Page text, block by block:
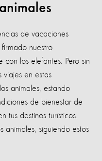
de vacaciones
nuestro
con los elefantes. Pero sin
viajes en estas
animales, estando
de bienestar de
tus destinos turísticos.
animales, siguiendo estos